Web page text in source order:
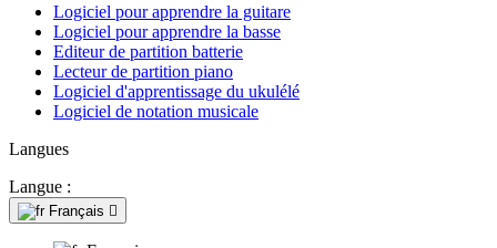
Logiciel pour apprendre la guitare
Logiciel pour apprendre la basse
Editeur de partition batterie
Lecteur de partition piano
Logiciel d'apprentissage du ukulélé
Logiciel de notation musicale
Langues
Langue :
Français 